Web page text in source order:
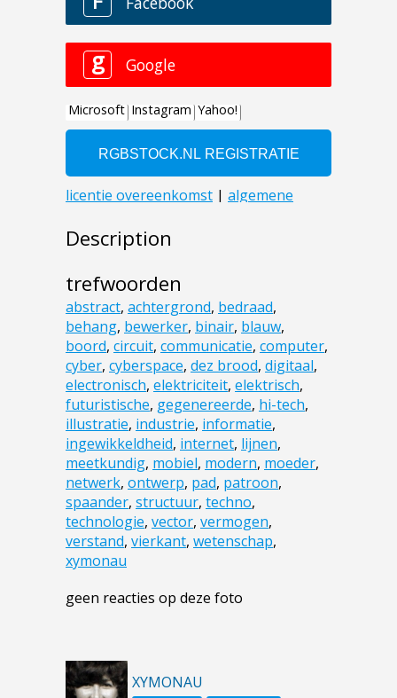
Description
trefwoorden
abstract, achtergrond, bedraad,
behang, bewerker, binair, blauw,
boord, circuit, communicatie, computer,
cyber, cyberspace, dez brood, digitaal,
electronisch, elektriciteit, elektrisch,
futuristische, gegenereerde, hi-tech,
illustratie, industrie, informatie,
ingewikkeldheid, internet, lijnen,
meetkundig, mobiel, modern, moeder,
netwerk, ontwerp, pad, patroon,
spaander, structuur, techno,
technologie, vector, vermogen,
verstand, vierkant, wetenschap,
xymonau
geen reacties op deze foto
XYMONAU